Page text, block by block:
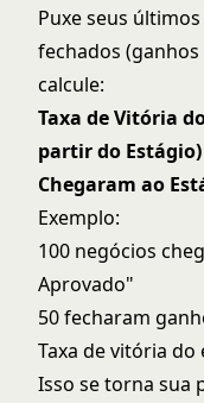
Puxe seus
fechados
calcule:
Taxa de Vitória
partir do
Chegaram ao
Exemplo:
100 negócios
Aprovado"
50 fecharam
Taxa de vitória do
Isso se torna sua